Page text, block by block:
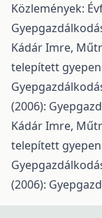
Közlemények:
Kádár Imre,
telepített
(2006):
Kádár Imre,
telepített
(2006):